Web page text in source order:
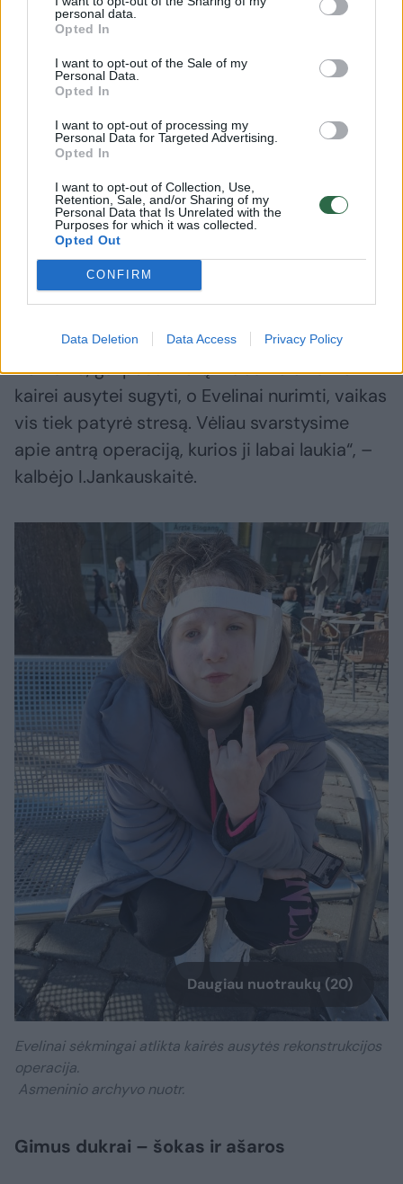
personal data.
Opted In
I want to opt-out of the Sale of my
Personal Data.
Opted In
I want to opt-out of processing my
Personal Data for Targeted Advertising.
Opted In
I want to opt-out of Collection, Use,
Retention, Sale, and/or Sharing of my
Personal Data that Is Unrelated with the
Purposes for which it was collected.
Opted Out
CONFIRM
Data Deletion Data Access Privacy Policy
Tiesa, net ir atlikus šias operacijas, klausos
aparatas Evelinai bus reikalingas, visiškai be
jo gyventi nepavyks. Tačiau mergaitės mama
jau dabar pastebi, kiek daug pasitikėjimo
savimi paauglei suteikia žinojimas, kad vieną
Šeimos dar laukia konsultacija su gydytojais,
kurios metu bus aptartas tolimesnis gydymo
planas bei antrosios operacijos data.
„Manau, bet kuriuo atveju, turės praeiti šiek
tiek laiko, gal pusė metų. Dabar leidžiame
kairei ausytei sugyti, o Evelinai nurimti, vaikas
vis tiek patyrė stresą. Vėliau svarstysime
apie antrą operaciją, kurios ji labai laukia“, –
kalbėjo I.Jankauskaitė.
Daugiau nuotraukų (20)
Evelinai sėkmingai atlikta kairės ausytės rekonstrukcijos
operacija.
Asmeninio archyvo nuotr.
Gimus dukrai – šokas ir ašaros